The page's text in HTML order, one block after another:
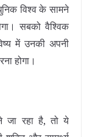
विश्व के सामने
सबको वैश्विक
में उनकी अपनी
होगा।
जा रहा है, तो ये